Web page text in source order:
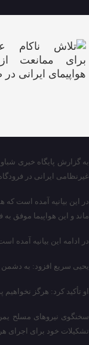
غیرنظامی ایرانی در
ماند و این هواپیما موفق به
در ادامه این بیانیه آمده
یحیی سریع افزود: به دشمن
او تأکید کرد: هرگز
سخنگوی نیروهای مسلح
تشکیلات خود برای اجرای